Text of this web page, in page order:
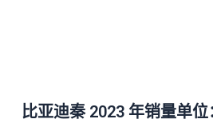
比亚迪秦 2023 年销量单位